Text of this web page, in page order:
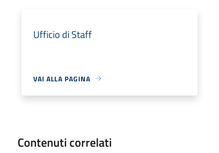
Ufficio di Staff
VAI ALLA PAGINA
Contenuti correlati